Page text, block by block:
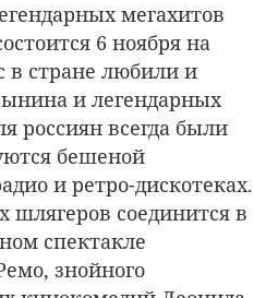
мегахитов
6 ноября на
в стране любили и
и легендарных
россиян всегда были
бешеной
и ретро-дискотеках.
соединится в
спектакле
знойного